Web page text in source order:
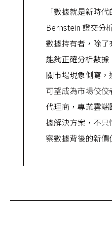
「數據就是新時
Bernstein 證交分
數據持有者，除了
能夠正確分析數
關市場現象側寫，
可望成為市場佼佼
代理商，專業雲端
據解決方案，不
察數據背後的新價